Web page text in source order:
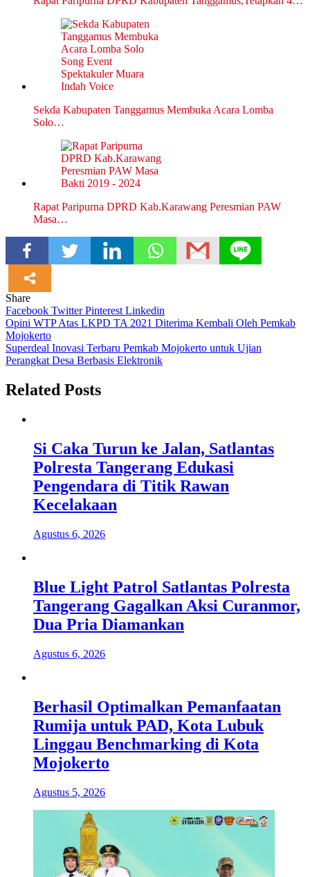
Sekda Kabupaten Tanggamus Membuka Acara Lomba
Solo…
Rapat Paripurna DPRD Kab.Karawang Peresmian PAW
Masa…
Share
Facebook TwitterPinterest Linkedin
Navigasi
pos
Opini WTP Atas LKPD TA 2021 Diterima Kembali Oleh Pemkab
Mojokerto
Superdeal Inovasi Terbaru Pemkab Mojokerto untuk Ujian
Perangkat Desa Berbasis Elektronik
Related Posts
Si Caka Turun ke Jalan, Satlantas
Polresta Tangerang Edukasi
Pengendara di Titik Rawan
Kecelakaan
Agustus 6, 2026
Blue Light Patrol Satlantas Polresta
Tangerang Gagalkan Aksi Curanmor,
Dua Pria Diamankan
Agustus 6, 2026
Berhasil Optimalkan Pemanfaatan
Rumija untuk PAD, Kota Lubuk
Linggau Benchmarking di Kota
Mojokerto
Agustus 5, 2026